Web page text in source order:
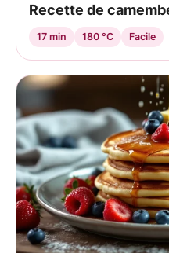
Recette de
17 min 180 °C Facile